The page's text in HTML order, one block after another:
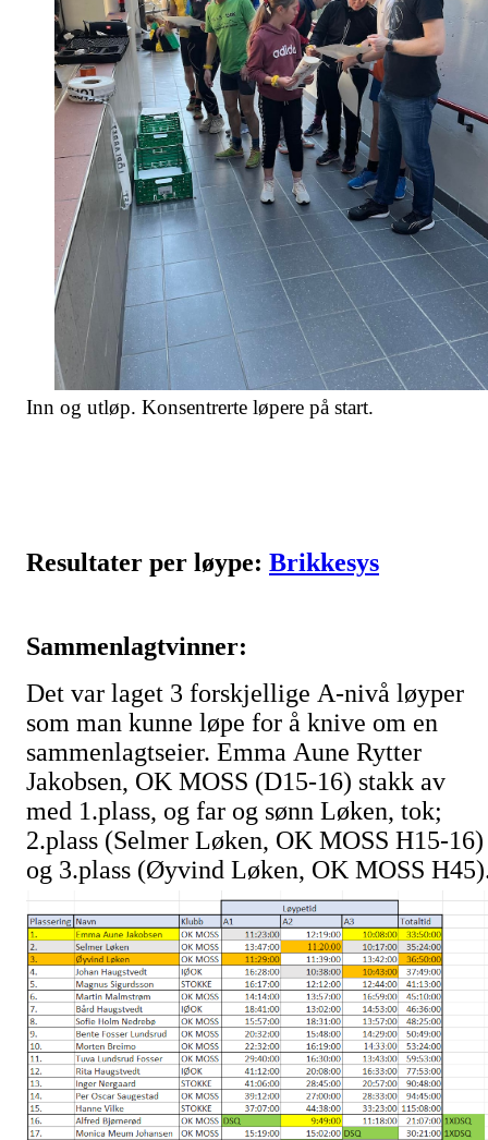
Inn og utløp. Konsentrerte løpere på start.
Resultater per løype: Brikkesys
Sammenlagtvinner:
Det var laget 3 forskjellige A-nivå løyper
som man kunne løpe for å knive om en
sammenlagtseier. Emma Aune Rytter
Jakobsen, OK MOSS (D15-16) stakk av
med 1.plass, og far og sønn Løken, tok;
2.plass (Selmer Løken, OK MOSS H15-16)
og 3.plass (Øyvind Løken, OK MOSS